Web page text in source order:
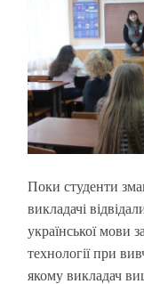
Поки студенти
викладачі
української мови
технології при
якому викладач